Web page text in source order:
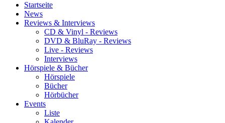
Startseite
News
Reviews & Interviews
CD & Vinyl - Reviews
DVD & BluRay - Reviews
Live - Reviews
Interviews
Hörspiele & Bücher
Hörspiele
Bücher
Hörbücher
Events
Liste